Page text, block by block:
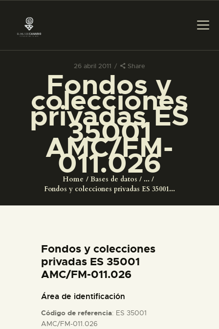
26 abril 2011 Share
Fondos y
colecciones
privadas ES
35001
AMC/FM-
011.026
Home Bases de datos
...
Fondos y colecciones privadas ES 35001...
PREPARAR LA VISITA
ACTIVIDADES
█
EL MUSEO
ESPAÑOL
ACTIVIDADES
Fondos y colecciones
privadas ES 35001
AMC/FM-011.026
Área de identificación
Código de referencia: ES 35001
AMC/FM-011.026